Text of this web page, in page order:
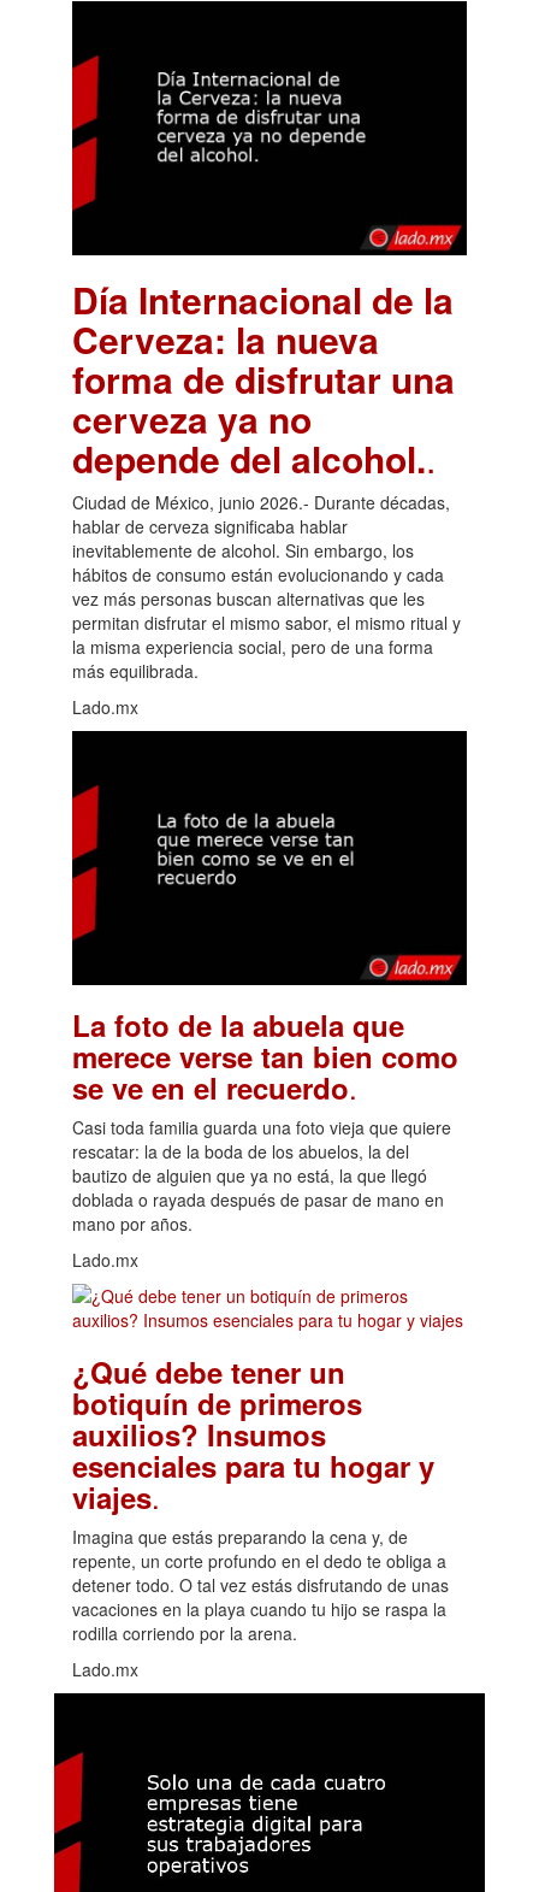
Día Internacional de la
Cerveza: la nueva
forma de disfrutar una
cerveza ya no
depende del alcohol..
Ciudad de México, junio 2026.- Durante décadas,
hablar de cerveza significaba hablar
inevitablemente de alcohol. Sin embargo, los
hábitos de consumo están evolucionando y cada
vez más personas buscan alternativas que les
permitan disfrutar el mismo sabor, el mismo ritual y
la misma experiencia social, pero de una forma
más equilibrada.
Lado.mx
La foto de la abuela que
merece verse tan bien como
se ve en el recuerdo.
Casi toda familia guarda una foto vieja que quiere
rescatar: la de la boda de los abuelos, la del
bautizo de alguien que ya no está, la que llegó
doblada o rayada después de pasar de mano en
mano por años.
Lado.mx
¿Qué debe tener un
botiquín de primeros
auxilios? Insumos
esenciales para tu hogar y
viajes.
Imagina que estás preparando la cena y, de
repente, un corte profundo en el dedo te obliga a
detener todo. O tal vez estás disfrutando de unas
vacaciones en la playa cuando tu hijo se raspa la
rodilla corriendo por la arena.
Lado.mx